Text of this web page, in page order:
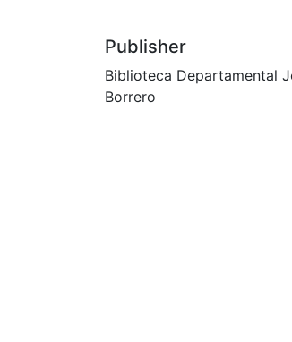
Publisher
Biblioteca Departamental
Borrero